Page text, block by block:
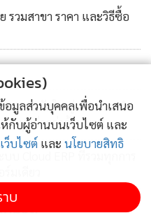
รวมสาขา ราคา และวิธีซื้อ
15 ปี จัดใหญ่ แจกทองคำ
วมมูลค่ากว่าล้านบาท
เดียว
หมวด
อมูลส่วนบุคคลเพื่อนำเสนอ
กับผู้อ่านบนเว็บไซต์ และ
ว็บไซต์ และ นโยบายสิทธิ
บ